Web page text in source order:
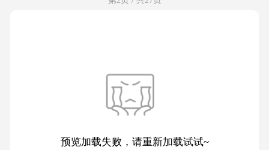
预览加载失败，请重新加载试试~